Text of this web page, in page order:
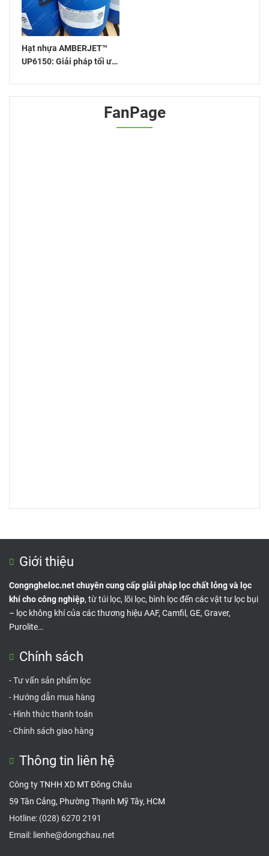
Hạt nhựa AMBERJET™
UP6150: Giải pháp tối ưu
FanPage
Giới thiệu
Congngheloc.net chuyên cung cấp giải pháp lọc chất lỏng và lọc
khí cho công nghiệp, từ túi lọc, lõi lọc, bình lọc đến các vật tư lọc bụi
– lọc không khí của các thương hiệu AAF, Camfil, GE, Graver,
Purolite…
Chính sách
-Tư vấn sản phẩm lọc
- Hướng dẫn mua hàng
- Hình thức thanh toán
-Chính sách giao hàng
Thông tin liên hệ
Công ty TNHH XD MT Đông Châu
59 Tân Cảng, Phường Thạnh Mỹ Tây, HCM
Hotline: (028) 6270 2191
Email: lienhe@dongchau.net